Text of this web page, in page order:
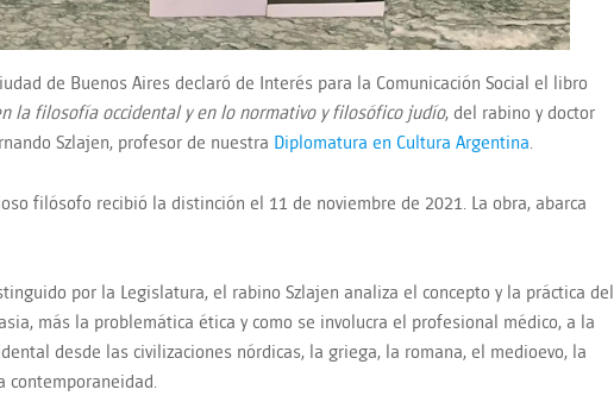
de Buenos Aires declaró de Interés para la Comunicación Social el libro
la filosofía occidental y en lo normativo y filosófico judío, del rabino y doctor
Szlajen, profesor de nuestra Diplomatura en Cultura Argentina.
filósofo recibió la distinción el 11 de noviembre de 2021. La obra, abarca
por la Legislatura, el rabino Szlajen analiza el concepto y la práctica del
más la problemática ética y como se involucra el profesional médico, a la
desde las civilizaciones nórdicas, la griega, la romana, el medioevo, la
contemporaneidad.